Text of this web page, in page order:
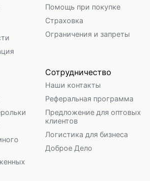
Помощь при покупке
Страховка
Ограничения и запреты
Сотрудничество
Наши контакты
Реферальная программа
Предложение для оптовых
клиентов
Логистика для бизнеса
Доброе Дело